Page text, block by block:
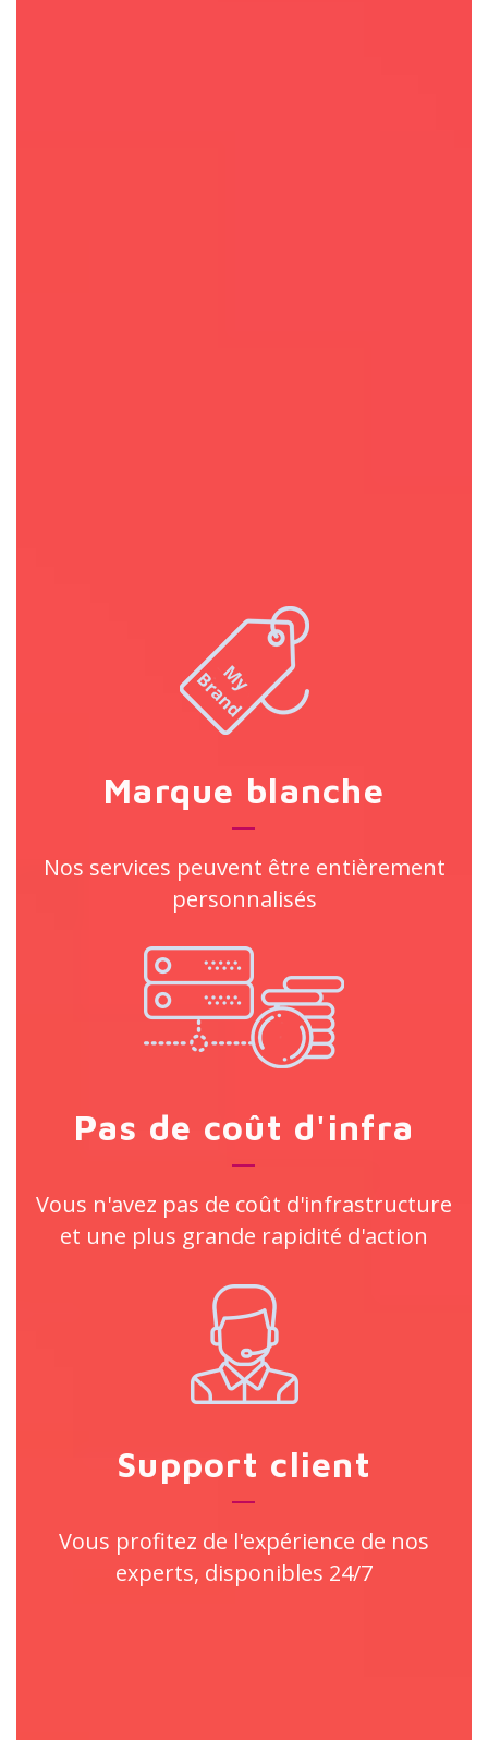
Marque blanche
Nos services peuvent être entièrement
personnalisés
Pas de coût d'infra
Vous n'avez pas de coût d'infrastructure
et une plus grande rapidité d'action
Support client
Vous profitez de l'expérience de nos
experts, disponibles 24/7